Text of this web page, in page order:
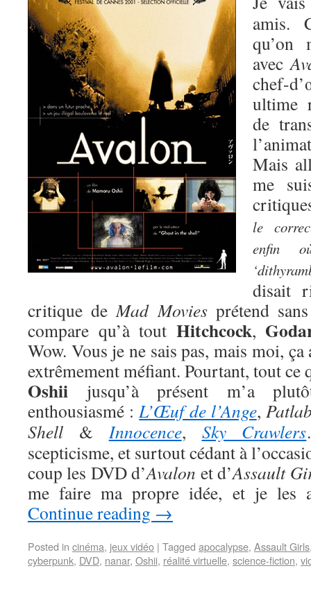
amis.
qu’on
avec
chef-
ultime
de
Mais
me
le
enfin
disait
critique deMad Moviesprétend
compare qu’à tout Hitchcock,
Wow. Vous je ne sais pas, mais moi, ça
extrêmement méfiant. Pourtant, tout ce
Oshii jusqu’à présent m’a
enthousiasmé :L’Œuf de l’Ange,
Shell &Innocence, Sky Crawlers
scepticisme, et surtout cédant à
coup les DVD d’Avalon et d’Assault
me faire ma propre idée, et je les
Continue reading →
Posted in cinéma, jeux vidéo | Tagged apocalypse, Assault Girls
cyberpunk, DVD, nanar, Oshii, réalité virtuelle, science-fiction,